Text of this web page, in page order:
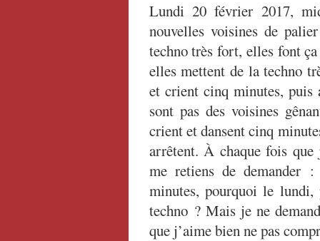
Lundi 20 février 2017,
nouvelles voisines de
techno très fort, elles font
elles mettent de la techno
et crient cinq minutes, puis
sont pas des voisines
crient et dansent cinq
arrêtent. À chaque fois
me retiens de demander
minutes, pourquoi le lundi,
techno ? Mais je ne
que j’aime bien ne pas